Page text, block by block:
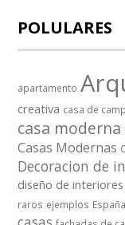
POLULARES
apartamento
creativa casa de
casa moderna
Casas Modernas
Decoracion de
diseño de interiores
raros ejemplos España